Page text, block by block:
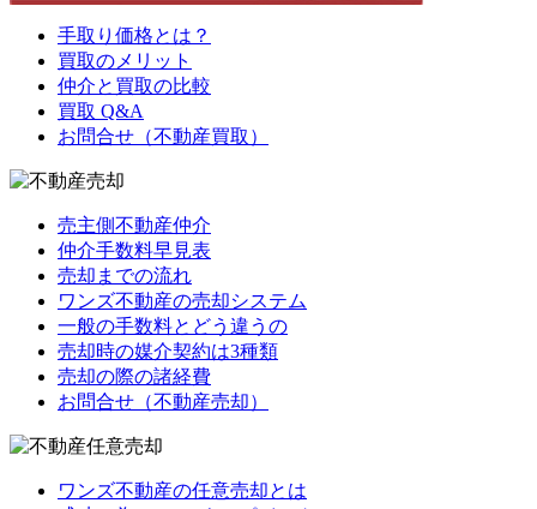
手取り価格とは？
買取のメリット
仲介と買取の比較
買取 Q&A
お問合せ（不動産買取）
売主側不動産仲介
仲介手数料早見表
売却までの流れ
ワンズ不動産の売却システム
一般の手数料とどう違うの
売却時の媒介契約は3種類
売却の際の諸経費
お問合せ（不動産売却）
ワンズ不動産の任意売却とは